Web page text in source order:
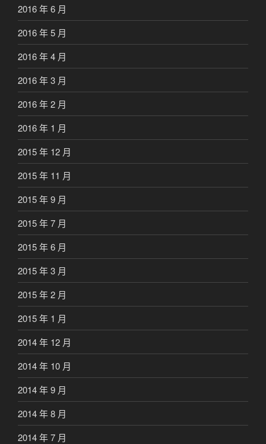
2016 年 6 月
2016 年 5 月
2016 年 4 月
2016 年 3 月
2016 年 2 月
2016 年 1 月
2015 年 12 月
2015 年 11 月
2015 年 9 月
2015 年 7 月
2015 年 6 月
2015 年 3 月
2015 年 2 月
2015 年 1 月
2014 年 12 月
2014 年 10 月
2014 年 9 月
2014 年 8 月
2014 年 7 月